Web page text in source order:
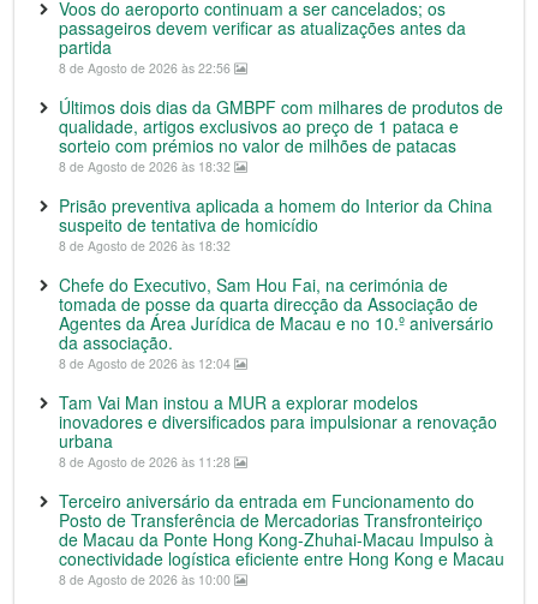
Voos do aeroporto continuam a ser cancelados; os
passageiros devem verificar as atualizações antes da
partida
8 de Agosto de 2026 às 22:56
Últimos dois dias da GMBPF com milhares de produtos de
qualidade, artigos exclusivos ao preço de 1 pataca e
sorteio com prémios no valor de milhões de patacas
8 de Agosto de 2026 às 18:32
Prisão preventiva aplicada a homem do Interior da China
suspeito de tentativa de homicídio
8 de Agosto de 2026 às 18:32
Chefe do Executivo, Sam Hou Fai, na cerimónia de
tomada de posse da quarta direcção da Associação de
Agentes da Área Jurídica de Macau e no 10.º aniversário
da associação.
8 de Agosto de 2026 às 12:04
Tam Vai Man instou a MUR a explorar modelos
inovadores e diversificados para impulsionar a renovação
urbana
8 de Agosto de 2026 às 11:28
Terceiro aniversário da entrada em Funcionamento do
Posto de Transferência de Mercadorias Transfronteiriço
de Macau da Ponte Hong Kong-Zhuhai-Macau Impulso à
conectividade logística eficiente entre Hong Kong e Macau
8 de Agosto de 2026 às 10:00